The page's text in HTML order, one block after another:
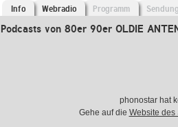
Info Webradio Programm
Podcasts von 80er 90er OLDIE
phonostar hat
Gehe auf die Website des